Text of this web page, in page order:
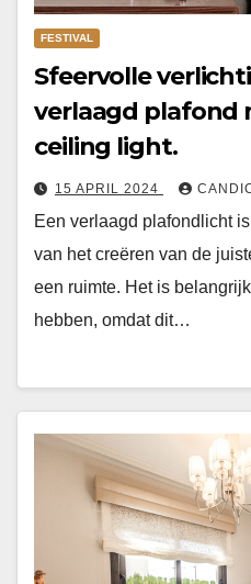
FESTIVAL
Sfeervolle
verlaagd plafond
ceiling light.
15 APRIL 2024
Een verlaagd plafondlicht
van het creëren van de
een ruimte. Het is
hebben, omdat dit…